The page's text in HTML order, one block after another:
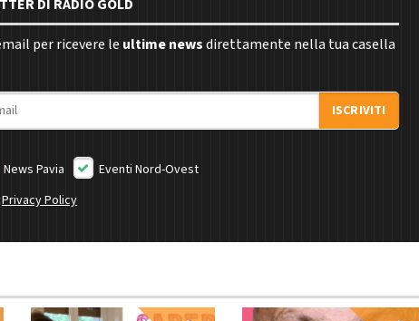
DI RADIO GOLD
per ricevere le ultime newsdirettamente nella tua casella
ISCRIVITI
News Pavia
Eventi Nord-Ovest
Privacy Policy